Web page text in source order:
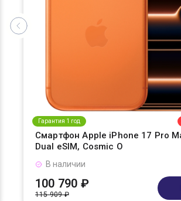
Гарантия 1 год
Смартфон Apple iPhone 17 Pro
Dual eSIM, Cosmic O
В наличии
100 790 ₽
115 909 ₽